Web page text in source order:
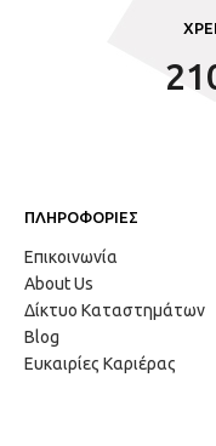
ΠΛΗΡΟΦΟΡΙΕΣ
Επικοινωνία
About Us
Δίκτυο Καταστημάτων
Blog
Ευκαιρίες Καριέρας